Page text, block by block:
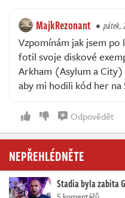
MajkRezonant pátek,
Vzpomínám jak jsem
fotil svoje diskové
Arkham (Asylum a
aby mi hodili kód her na
Odpovědět
NEPŘEHLÉDNĚTE
Stadia byla zabita